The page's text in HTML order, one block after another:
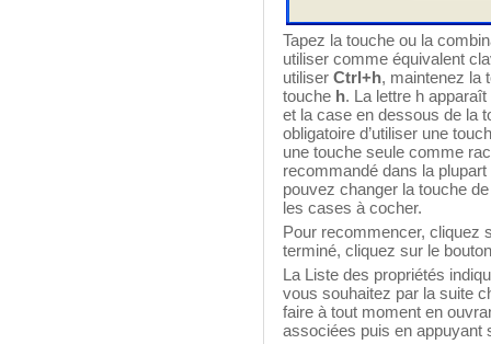
Tapez la touche ou la
utiliser comme équivalent
utiliser Ctrl+h, maintenez la
touche h. La lettre h
et la case en dessous de la
obligatoire d’utiliser une
une touche seule comme
recommandé dans la
pouvez changer la touche
les cases à cocher.
Pour recommencer, cliquez
terminé, cliquez sur le
La Liste des propriétés
vous souhaitez par la suite
faire à tout moment en
associées puis en appuyant